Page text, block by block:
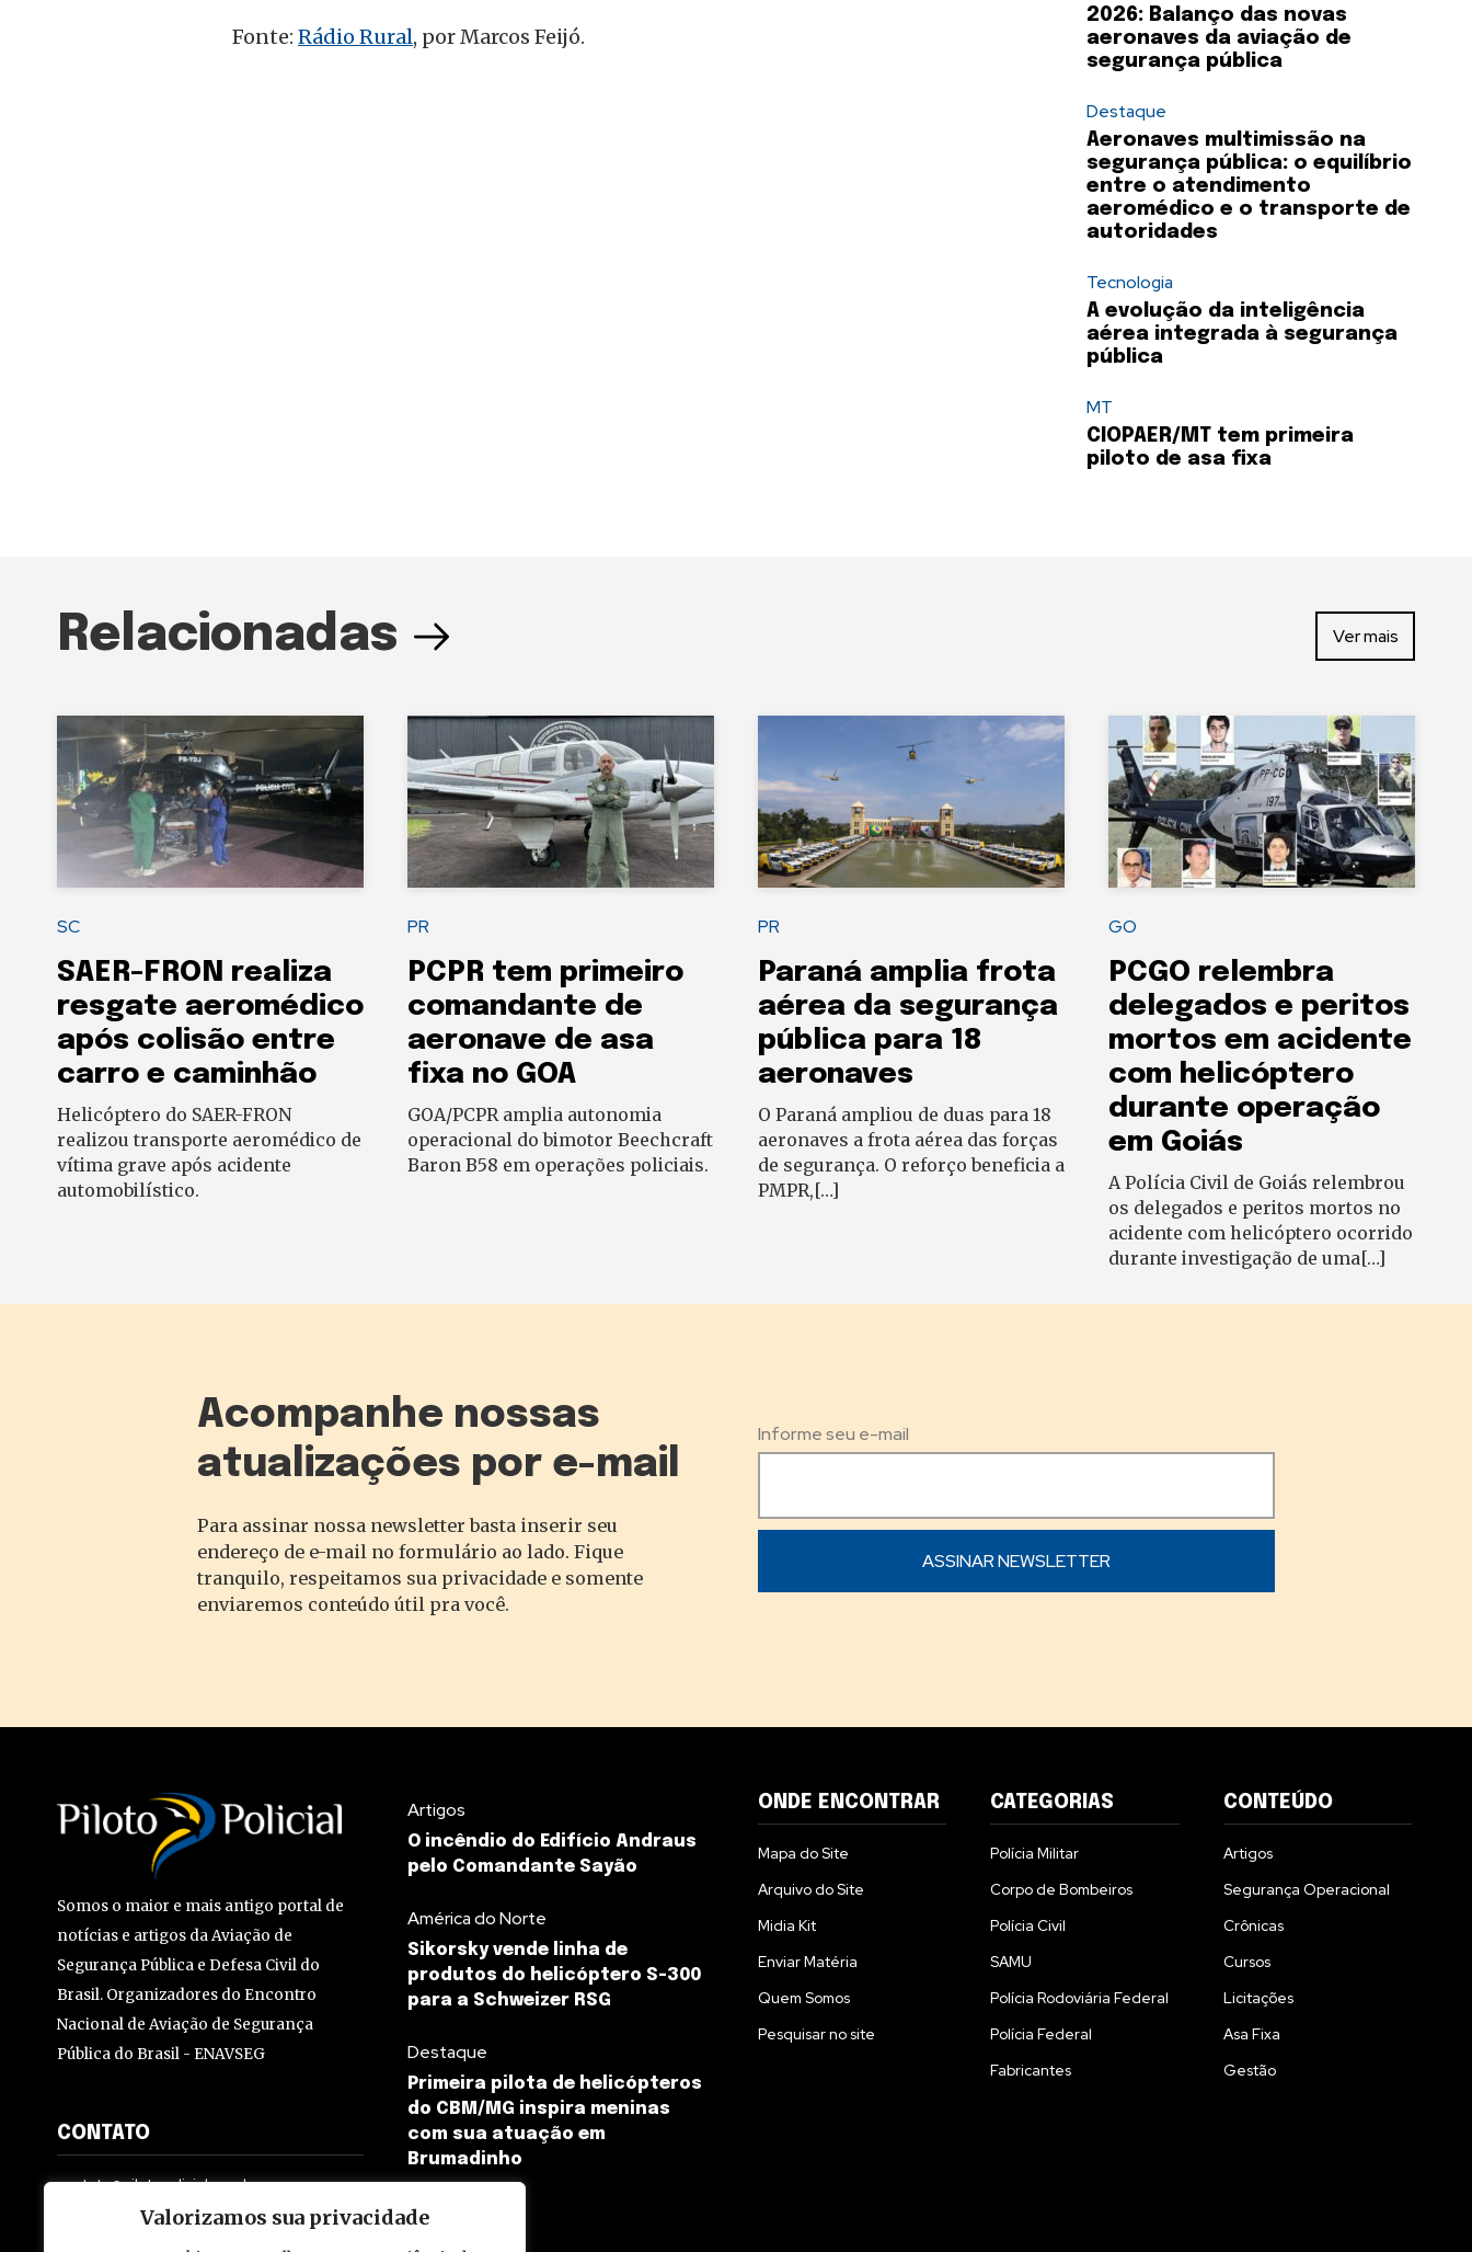
Valorizamos sua privacidade
Fonte: Rádio Rural, por Marcos Feijó.
2026: Balanço das novas
aeronaves da aviação de
segurança pública
Destaque
Aeronaves multimissão na
segurança pública: o equilíbrio
entre o atendimento
aeromédico e o transporte de
autoridades
Tecnologia
A evolução da inteligência
aérea integrada à segurança
pública
MT
CIOPAER/MT tem primeira
piloto de asa fixa
Relacionadas Ver mais
SC
SAER-FRON realiza
resgate aeromédico
após colisão entre
carro e caminhão
Helicóptero do SAER-FRON
realizou transporte aeromédico de
vítima grave após acidente
automobilístico.
PR
PCPR tem primeiro
comandante de
aeronave de asa
fixa no GOA
GOA/PCPR amplia autonomia
operacional do bimotor Beechcraft
Baron B58 em operações policiais.
PR
Paraná amplia frota
aérea da segurança
pública para 18
aeronaves
O Paraná ampliou de duas para 18
aeronaves a frota aérea das forças
de segurança. O reforço beneficia a
PMPR,[…]
GO
PCGO relembra
delegados e peritos
mortos em acidente
com helicóptero
durante operação
em Goiás
A Polícia Civil de Goiás relembrou
os delegados e peritos mortos no
acidente com helicóptero ocorrido
durante investigação de uma[…]
Acompanhe nossas
atualizações por e-mail
Para assinar nossa newsletter basta inserir seu
endereço de e-mail no formulário ao lado. Fique
tranquilo, respeitamos sua privacidade e somente
enviaremos conteúdo útil pra você.
Informe seu e-mail
Somos o maior e mais antigo portal de
notícias e artigos da Aviação de
Segurança Pública e Defesa Civil do
Brasil. Organizadores do Encontro
Nacional de Aviação de Segurança
Pública do Brasil - ENAVSEG
CONTATO
contato@pilotopolicial.com.br
Artigos
O incêndio do Edifício Andraus
pelo Comandante Sayão
América do Norte
Sikorsky vende linha de
produtos do helicóptero S-300
para a Schweizer RSG
Destaque
Primeira pilota de helicópteros
do CBM/MG inspira meninas
com sua atuação em
Brumadinho
ONDE ENCONTRAR
Mapa do Site
Arquivo do Site
Midia Kit
Enviar Matéria
Quem Somos
Pesquisar no site
CATEGORIAS
Polícia Militar
Corpo de Bombeiros
Polícia Civil
SAMU
Polícia Rodoviária Federal
Polícia Federal
Fabricantes
CONTEÚDO
Artigos
Segurança Operacional
Crônicas
Cursos
Licitações
Asa Fixa
Gestão